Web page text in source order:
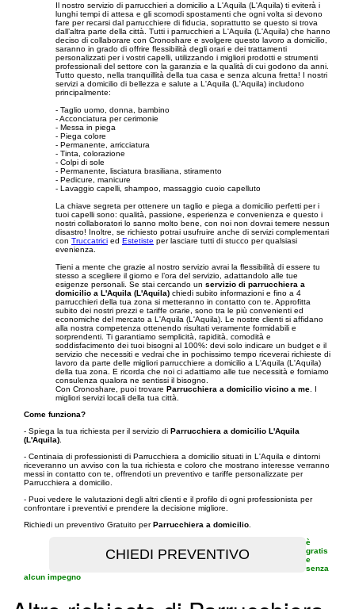
Il nostro servizio di parrucchieri a domicilio a L'Aquila (L'Aquila) ti eviterà i
lunghi tempi di attesa e gli scomodi spostamenti che ogni volta si devono
fare per recarsi dal parrucchiere di fiducia, soprattutto se questo si trova
dall’altra parte della città. Tutti i parrucchieri a L'Aquila (L'Aquila) che hanno
deciso di collaborare con Cronoshare e svolgere questo lavoro a domicilio,
saranno in grado di offrire flessibilità degli orari e dei trattamenti
personalizzati per i vostri capelli, utilizzando i migliori prodotti e strumenti
professionali del settore con la garanzia e la qualità di cui godono da anni.
Tutto questo, nella tranquillità della tua casa e senza alcuna fretta! I nostri
servizi a domicilio di bellezza e salute a L'Aquila (L'Aquila) includono
principalmente:
- Taglio uomo, donna, bambino
- Acconciatura per cerimonie
- Messa in piega
- Piega colore
- Permanente, arricciatura
- Tinta, colorazione
- Colpi di sole
- Permanente, lisciatura brasiliana, stiramento
- Pedicure, manicure
- Lavaggio capelli, shampoo, massaggio cuoio capelluto
La chiave segreta per ottenere un taglio e piega a domicilio perfetti per i
tuoi capelli sono: qualità, passione, esperienza e convenienza e questo i
nostri collaboratori lo sanno molto bene, con noi non dovrai temere nessun
disastro! Inoltre, se richiesto potrai usufruire anche di servizi complementari
con Truccatrici ed Estetiste per lasciare tutti di stucco per qualsiasi
evenienza.
Tieni a mente che grazie al nostro servizio avrai la flessibilità di essere tu
stesso a scegliere il giorno e l’ora del servizio, adattandolo alle tue
esigenze personali. Se stai cercando un servizio di parrucchiera a
domicilio a L'Aquila (L'Aquila) chiedi subito informazioni e fino a 4
parrucchieri della tua zona si metteranno in contatto con te. Approfitta
subito dei nostri prezzi e tariffe orarie, sono tra le più convenienti ed
economiche del mercato a L'Aquila (L'Aquila). Le nostre clienti si affidano
alla nostra competenza ottenendo risultati veramente formidabili e
sorprendenti. Ti garantiamo semplicità, rapidità, comodità e
soddisfacimento dei tuoi bisogni al 100%: devi solo indicare un budget e il
servizio che necessiti e vedrai che in pochissimo tempo riceverai richieste di
lavoro da parte delle migliori parrucchiere a domicilio a L'Aquila (L'Aquila)
della tua zona. E ricorda che noi ci adattiamo alle tue necessità e forniamo
consulenza qualora ne sentissi il bisogno.
Con Cronoshare, puoi trovare Parrucchiera a domicilio vicino a me . I
migliori servizi locali della tua città.
Come funziona?
- Spiega la tua richiesta per il servizio di Parrucchiera a domicilio L'Aquila
(L'Aquila)
- Centinaia di professionisti di Parrucchiera a domicilio situati in L'Aquila e dintorni
riceveranno un avviso con la tua richiesta e coloro che mostrano interesse verranno
messi in contatto con te, offrendoti un preventivo e tariffe personalizzate per
Parrucchiera a domicilio.
- Puoi vedere le valutazioni degli altri clienti e il profilo di ogni professionista per
confrontare i preventivi e prendere la decisione migliore.
Richiedi un preventivo Gratuito perParrucchiera a domicilio
è
gratis
e
senza
alcun impegno